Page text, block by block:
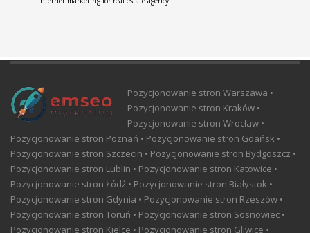
Pozycjonowanie stron Warszawa •
Pozycjonowanie stron Kraków •
Pozycjonowanie stron Wrocław •
Pozycjonowanie stron Poznań • Pozycjonowanie stron Gdańsk •
Pozycjonowanie stron Szczecin • Pozycjonowanie stron Bydgoszcz •
Pozycjonowanie stron Lublin • Pozycjonowanie stron Katowice •
Pozycjonowanie stron Łódź • Pozycjonowanie stron Białystok •
Pozycjonowanie stron Gdynia • Pozycjonowanie stron Rzeszów •
Pozycjonowanie stron Toruń • Pozycjonowanie stron Sosnowiec •
Pozycjonowanie stron Kielce • Pozycjonowanie stron Gliwice •